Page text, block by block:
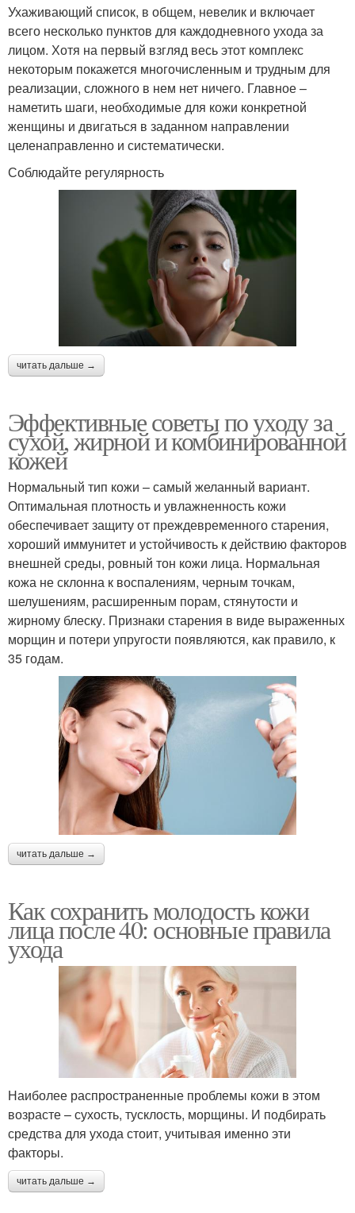
Ухаживающий список, в общем, невелик и включает
всего несколько пунктов для каждодневного ухода за
лицом. Хотя на первый взгляд весь этот комплекс
некоторым покажется многочисленным и трудным для
реализации, сложного в нем нет ничего. Главное –
наметить шаги, необходимые для кожи конкретной
женщины и двигаться в заданном направлении
целенаправленно и систематически.
Соблюдайте регулярность
читать дальше →
Эффективные советы по уходу за
сухой, жирной и комбинированной
кожей
Нормальный тип кожи – самый желанный вариант.
Оптимальная плотность и увлажненность кожи
обеспечивает защиту от преждевременного старения,
хороший иммунитет и устойчивость к действию факторов
внешней среды, ровный тон кожи лица. Нормальная
кожа не склонна к воспалениям, черным точкам,
шелушениям, расширенным порам, стянутости и
жирному блеску. Признаки старения в виде выраженных
морщин и потери упругости появляются, как правило, к
35 годам.
читать дальше →
Как сохранить молодость кожи
лица после 40: основные правила
ухода
Наиболее распространенные проблемы кожи в этом
возрасте – сухость, тусклость, морщины. И подбирать
средства для ухода стоит, учитывая именно эти
факторы.
читать дальше →